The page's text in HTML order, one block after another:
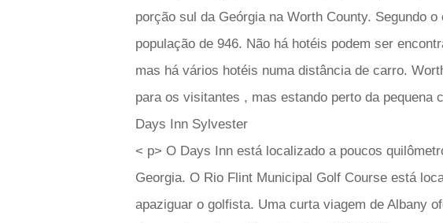
porção sul da Geórgia na Worth County. Segundo
população de 946. Não há hotéis podem ser
mas há vários hotéis numa distância de carro.
para os visitantes , mas estando perto da pequena
Days Inn Sylvester
< p> O Days Inn está localizado a poucos
Georgia. O Rio Flint Municipal Golf Course está
apaziguar o golfista. Uma curta viagem de Albany